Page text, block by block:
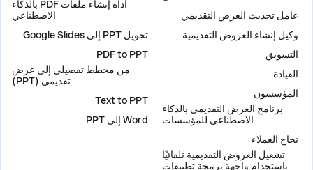
عامل تحديث العرض التقديمي
وكيل إنشاء العروض التقديمية
التسويق
القيادة
المؤسسون
برنامج العرض التقديمي بالذكاء
الاصطناعي للمؤسسات
نجاح العملاء
تشغيل العروض التقديمية تلقائيًا
باستخدام واجهة برمجة تطبيقات
أداة إنشاء ملفات PDF بالذكاء
الاصطناعي
تحويل PPT إلى Google Slides
PDF to PPT
من مخطط تفصيلي إلى عرض
تقديمي (PPT)
Text to PPT
Word إلى PPT